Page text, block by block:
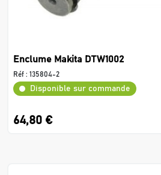
Enclume Makita DTW1002
Réf : 135804-2
Disponible sur commande
64,80 €